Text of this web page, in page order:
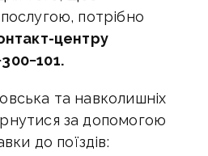
потрібно
центру
та навколишніх
за допомогою
до поїздів: